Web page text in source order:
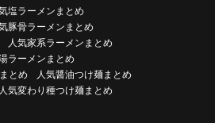
塩ラーメンまとめ
豚骨ラーメンまとめ
人気家系ラーメンまとめ
ラーメンまとめ
とめ
人気醤油つけ麺まとめ
人気変わり種つけ麺まとめ